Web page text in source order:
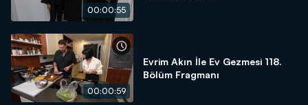
00:00:55
00:00:59
Evrim Akın İle Ev Gezmesi 118.
Bölüm Fragmanı